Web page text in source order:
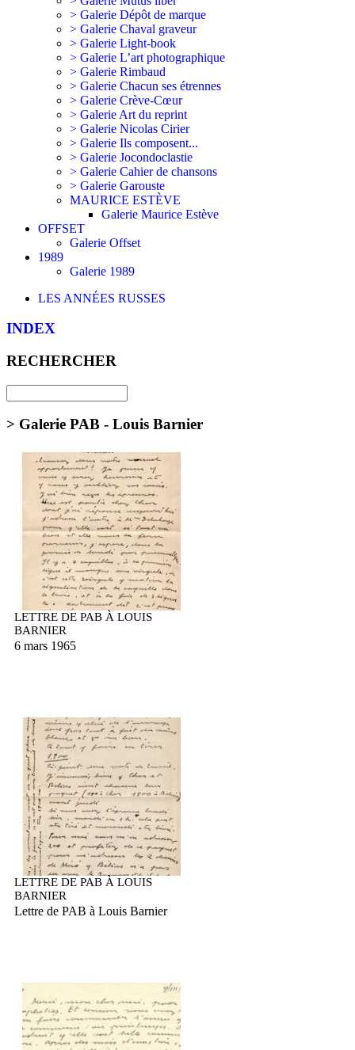
> Galerie Dépôt de marque
> Galerie Chaval graveur
> Galerie Light-book
> Galerie L’art photographique
> Galerie Rimbaud
> Galerie Chacun ses étrennes
> Galerie Crève-Cœur
> Galerie Art du reprint
> Galerie Nicolas Cirier
> Galerie Ils composent...
> Galerie Jocondoclastie
> Galerie Cahier de chansons
> Galerie Garouste
MAURICE ESTÈVE
Galerie Maurice Estève
OFFSET
Galerie Offset
1989
Galerie 1989
LES ANNÉES RUSSES
INDEX
RECHERCHER
> Galerie PAB - Louis Barnier
LETTRE DE PAB À LOUIS
BARNIER
6 mars 1965
LETTRE DE PAB À LOUIS
BARNIER
Lettre de PAB à Louis Barnier